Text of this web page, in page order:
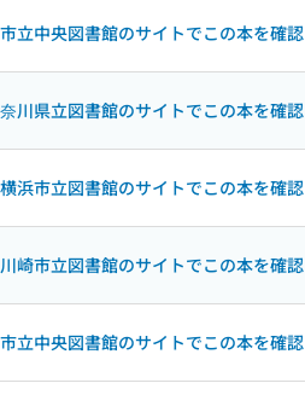
立中央図書館のサイトでこの本を確認
川県立図書館のサイトでこの本を確認
横浜市立図書館のサイトでこの本を確認
川崎市立図書館のサイトでこの本を確認
立中央図書館のサイトでこの本を確認